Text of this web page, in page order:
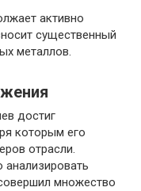
активно
существенный
металлов.
достиг
которым его
отрасли.
множество